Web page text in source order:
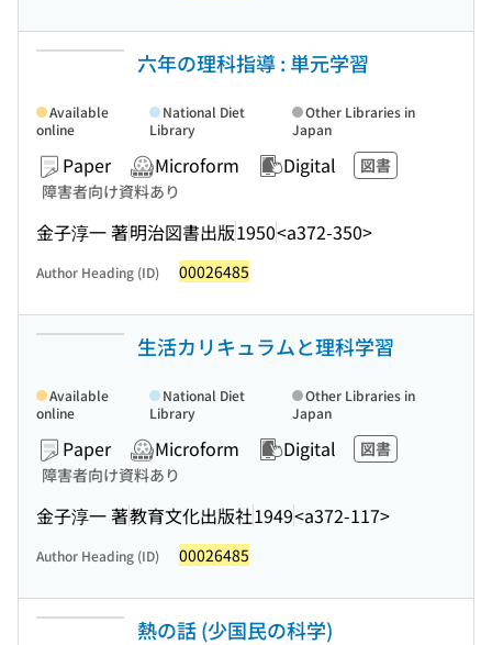
六年の理科指導 : 単元学習
Paper Microform Digital
図書
障害者向け資料あり
金子淳一 著明治図書出版1950<a372-350>
Available
online
National Diet
Library
Other Libraries in
Japan
Author Heading (ID) 00026485
生活カリキュラムと理科学習
Paper Microform Digital
図書
障害者向け資料あり
金子淳一 著教育文化出版社1949<a372-117>
Available
online
National Diet
Library
Other Libraries in
Japan
Author Heading (ID) 00026485
熱の話 (少国民の科学)